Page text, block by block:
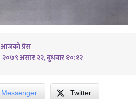
आजको प्रेस
२०७९ असार २२, बुधबार १०:१२
Messenger Twitter